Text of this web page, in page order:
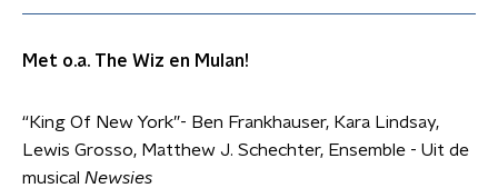
Met o.a. The Wiz en Mulan!
“King Of New York”- Ben Frankhauser, Kara Lindsay,
Lewis Grosso, Matthew J. Schechter, Ensemble - Uit de
musical Newsies